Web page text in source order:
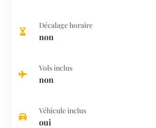
Décalage horaire
non
Vols inclus
non
Véhicule inclus
oui